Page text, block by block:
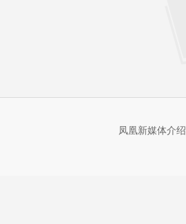
凤凰新媒体介绍